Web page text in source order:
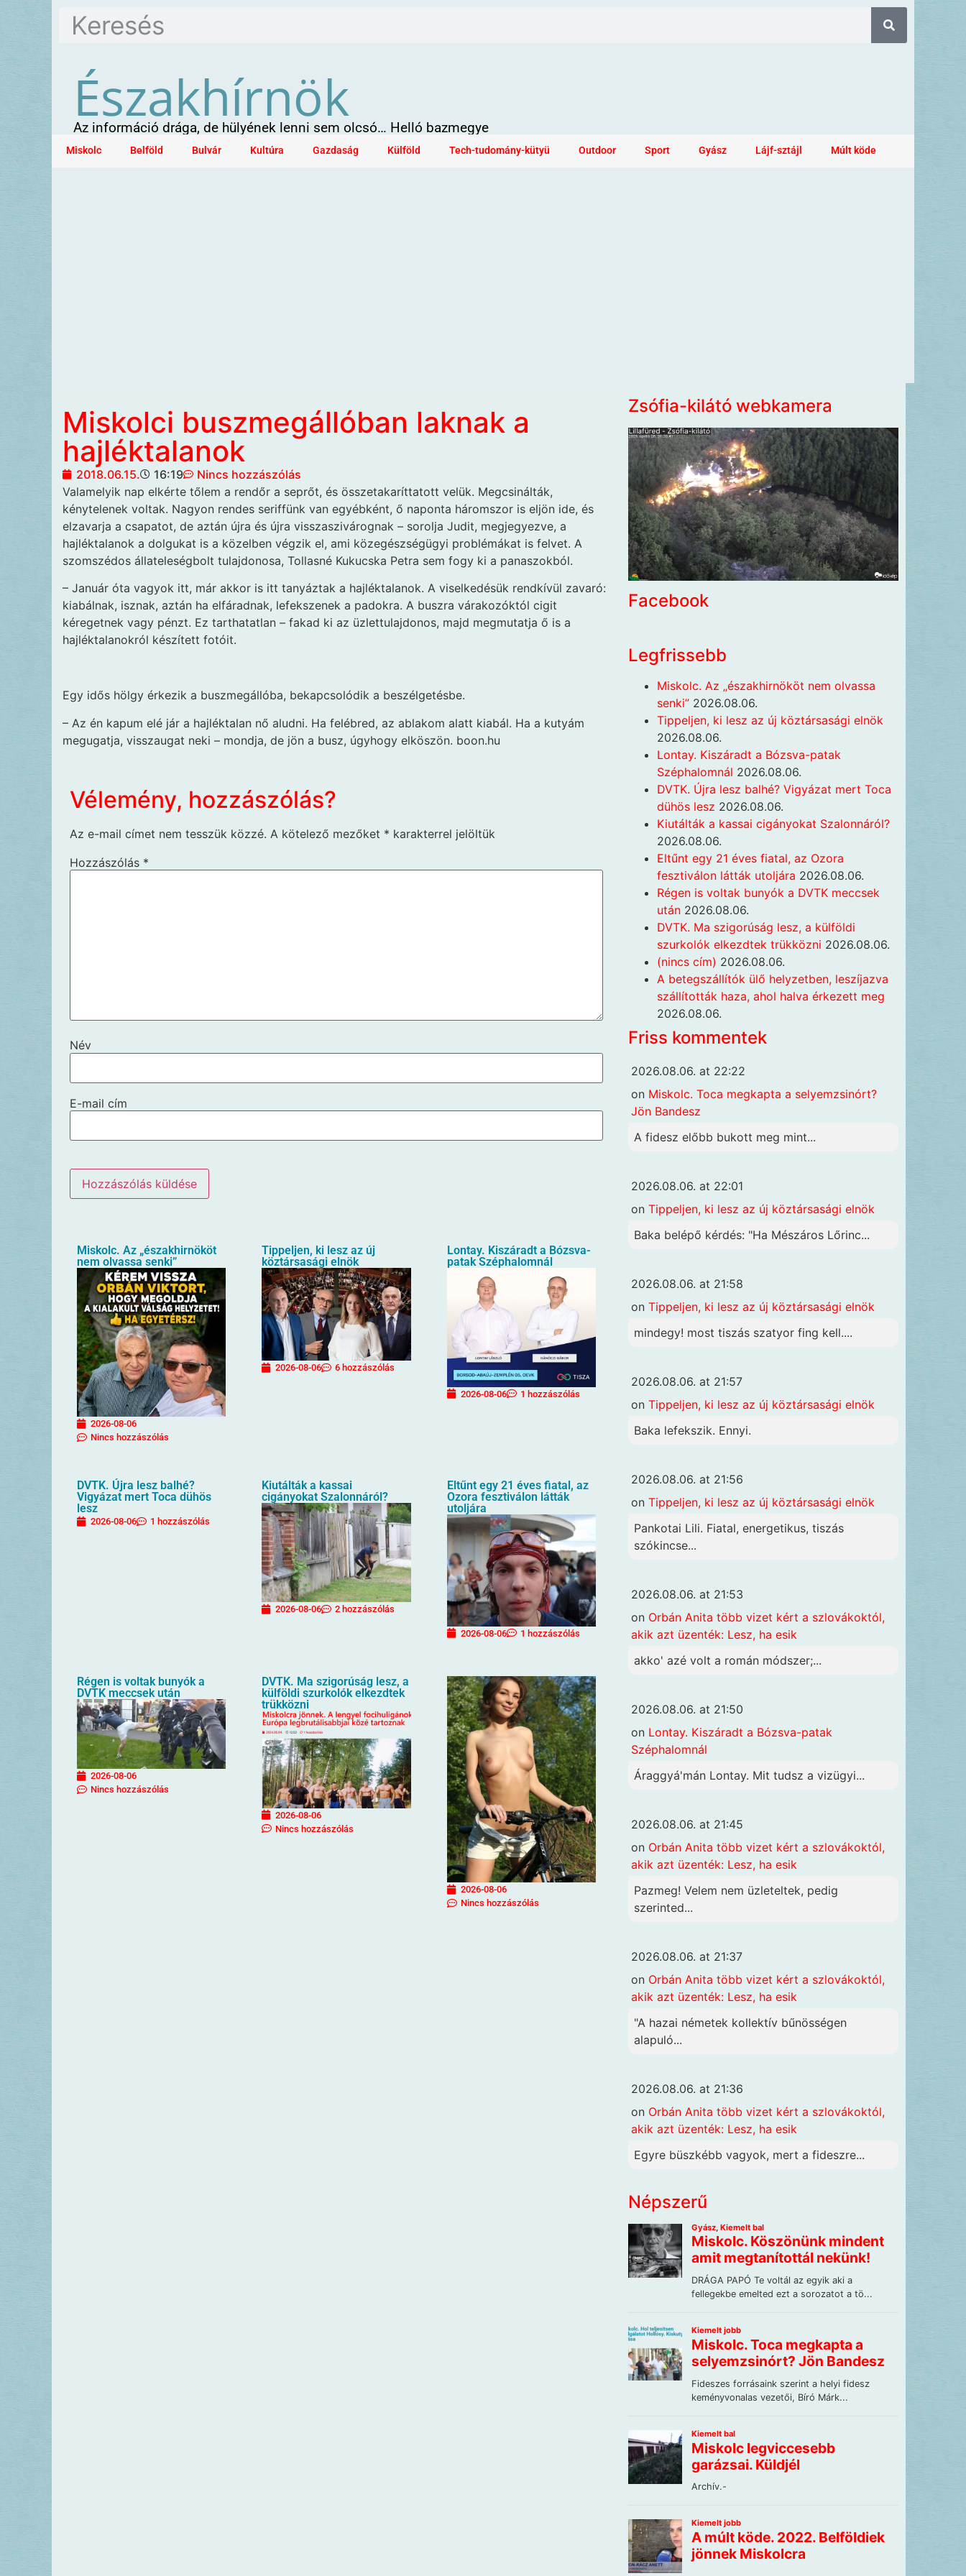
Északhírnök
Az információ drága, de hülyének lenni sem olcsó… Helló bazmegye
Miskolc Belföld Bulvár Kultúra Gazdaság Külföld Tech-tudomány-kütyü Outdoor Sport Gyász Lájf-sztájl Múlt köde
Miskolci buszmegállóban laknak a
hajléktalanok
2018.06.15. 16:19
Nincs hozzászólás
Valamelyik nap elkérte tőlem a rendőr a seprőt, és ­összetakaríttatott velük. Megcsinálták,
kénytelenek voltak. Nagyon rendes seriffünk van egyébként, ő naponta háromszor is eljön ide, és
elzavarja a csapatot, de aztán újra és újra visszaszivárognak – sorolja Judit, megjegyezve, a
hajléktalanok a dolgukat is a közelben végzik el, ami közegészségügyi problémákat is felvet. A
szomszédos állateleségbolt tulajdonosa, Tollasné Kukucska Petra sem fogy ki a panaszokból.
– Január óta vagyok itt, már akkor is itt tanyáztak a hajléktalanok. A viselkedésük rendkívül zavaró:
kiabálnak, isznak, aztán ha elfáradnak, lefekszenek a padokra. A buszra várakozóktól cigit
kéregetnek vagy pénzt. Ez tarthatatlan – fakad ki az üzlettulajdonos, majd megmutatja ő is a
hajléktalanokról készített fotóit.
Egy idős hölgy érkezik a buszmegállóba, bekapcsolódik a beszélgetésbe.
– Az én kapum elé jár a hajléktalan nő aludni. Ha felébred, az ablakom alatt kiabál. Ha a kutyám
megugatja, vissza­ugat neki – mondja, de jön a busz, úgyhogy elköszön. boon.hu
Vélemény, hozzászólás?
Az e-mail címet nem tesszük közzé. A kötelező mezőket * karakterrel jelöltük
Hozzászólás *
Név
E-mail cím
Miskolc. Az „északhirnököt
nem olvassa senki”
2026-08-06
Nincs hozzászólás
Tippeljen, ki lesz az új
köztársasági elnök
2026-08-06 6 hozzászólás
Lontay. Kiszáradt a Bózsva-
patak Széphalomnál
2026-08-06 1 hozzászólás
DVTK. Újra lesz balhé?
Vigyázat mert Toca dühös
lesz
2026-08-06 1 hozzászólás
Kiutálták a kassai
cigányokat Szalonnáról?
2026-08-06 2 hozzászólás
Eltűnt egy 21 éves fiatal, az
Ozora fesztiválon látták
utoljára
2026-08-06 1 hozzászólás
Régen is voltak bunyók a
DVTK meccsek után
2026-08-06
Nincs hozzászólás
DVTK. Ma szigorúság lesz, a
külföldi szurkolók elkezdtek
trükközni
2026-08-06
Nincs hozzászólás
2026-08-06
Nincs hozzászólás
Zsófia-kilátó webkamera
Facebook
Legfrissebb
Miskolc. Az „északhirnököt nem olvassa
senki” 2026.08.06.
Tippeljen, ki lesz az új köztársasági elnök
2026.08.06.
Lontay. Kiszáradt a Bózsva-patak
Széphalomnál 2026.08.06.
DVTK. Újra lesz balhé? Vigyázat mert Toca
dühös lesz 2026.08.06.
Kiutálták a kassai cigányokat Szalonnáról?
2026.08.06.
Eltűnt egy 21 éves fiatal, az Ozora
fesztiválon látták utoljára 2026.08.06.
Régen is voltak bunyók a DVTK meccsek
után 2026.08.06.
DVTK. Ma szigorúság lesz, a külföldi
szurkolók elkezdtek trükközni 2026.08.06.
(nincs cím) 2026.08.06.
A betegszállítók ülő helyzetben, leszíjazva
szállították haza, ahol halva érkezett meg
2026.08.06.
Friss kommentek
2026.08.06. at 22:22
on Miskolc. Toca megkapta a selyemzsinórt?
Jön Bandesz
A fidesz előbb bukott meg mint...
2026.08.06. at 22:01
on Tippeljen, ki lesz az új köztársasági elnök
Baka belépő kérdés: "Ha Mészáros Lőrinc...
2026.08.06. at 21:58
on Tippeljen, ki lesz az új köztársasági elnök
mindegy! most tiszás szatyor fing kell....
2026.08.06. at 21:57
on Tippeljen, ki lesz az új köztársasági elnök
Baka lefekszik. Ennyi.
2026.08.06. at 21:56
on Tippeljen, ki lesz az új köztársasági elnök
Pankotai Lili. Fiatal, energetikus, tiszás
szókincse...
2026.08.06. at 21:53
on Orbán Anita több vizet kért a szlovákoktól,
akik azt üzenték: Lesz, ha esik
akko' azé volt a román módszer;...
2026.08.06. at 21:50
on Lontay. Kiszáradt a Bózsva-patak
Széphalomnál
Áraggyá'mán Lontay. Mit tudsz a vizügyi...
2026.08.06. at 21:45
on Orbán Anita több vizet kért a szlovákoktól,
akik azt üzenték: Lesz, ha esik
Pazmeg! Velem nem üzleteltek, pedig
szerinted...
2026.08.06. at 21:37
on Orbán Anita több vizet kért a szlovákoktól,
akik azt üzenték: Lesz, ha esik
"A hazai németek kollektív bűnösségen
alapuló...
2026.08.06. at 21:36
on Orbán Anita több vizet kért a szlovákoktól,
akik azt üzenték: Lesz, ha esik
Egyre büszkébb vagyok, mert a fideszre...
Népszerű